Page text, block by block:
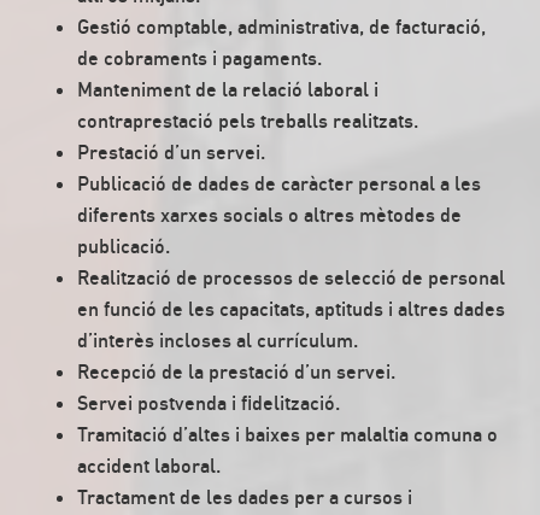
Gestió comptable, administrativa, de facturació,
de cobraments i pagaments.
Manteniment de la relació laboral i
contraprestació pels treballs realitzats.
Prestació d’un servei.
Publicació de dades de caràcter personal a les
diferents xarxes socials o altres mètodes de
publicació.
Realització de processos de selecció de personal
en funció de les capacitats, aptituds i altres dades
d’interès incloses al currículum.
Recepció de la prestació d’un servei.
Servei postvenda i fidelització.
Tramitació d’altes i baixes per malaltia comuna o
accident laboral.
Tractament de les dades per a cursos i